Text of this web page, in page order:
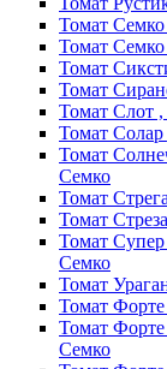
Томат
Томат
Томат
Томат
Томат Слот
Томат
Томат
Семко
Томат
Томат
Томат
Семко
Томат
Томат
Томат Форте
Семко